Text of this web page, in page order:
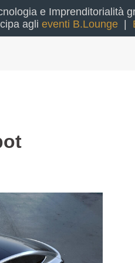
e Imprenditorialità
aglieventi B.Lounge
.